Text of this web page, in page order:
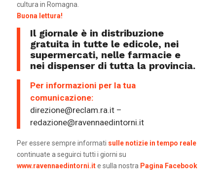
cultura in Romagna.
Buona lettura!
Il giornale è in distribuzione
gratuita in tutte le edicole, nei
supermercati, nelle farmacie e
nei dispenser di tutta la provincia.
Per informazioni per la tua
comunicazione:
direzione@reclam.ra.it –
redazione@ravennaedintorni.it
Per essere sempre informati sulle notizie in tempo reale
continuate a seguirci tutti i giorni su
www.ravennaedintorni.ite sulla nostra Pagina Facebook